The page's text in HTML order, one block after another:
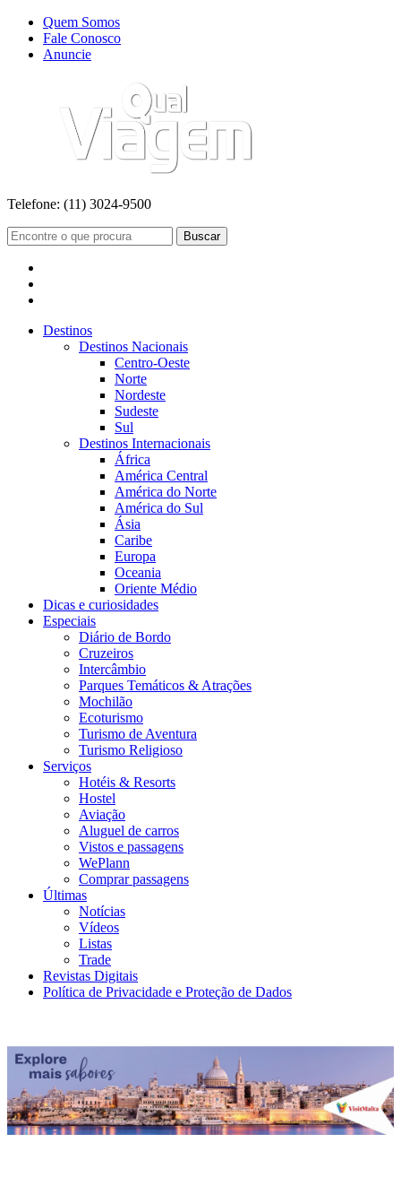
Quem Somos
Fale Conosco
Anuncie
Telefone: (11) 3024-9500
Buscar
Destinos
Destinos Nacionais
Centro-Oeste
Norte
Nordeste
Sudeste
Sul
Destinos Internacionais
África
América Central
América do Norte
América do Sul
Ásia
Caribe
Europa
Oceania
Oriente Médio
Dicas e curiosidades
Especiais
Diário de Bordo
Cruzeiros
Intercâmbio
Parques Temáticos & Atrações
Mochilão
Ecoturismo
Turismo de Aventura
Turismo Religioso
Serviços
Hotéis & Resorts
Hostel
Aviação
Aluguel de carros
Vistos e passagens
WePlann
Comprar passagens
Últimas
Notícias
Vídeos
Listas
Trade
Revistas Digitais
Política de Privacidade e Proteção de Dados